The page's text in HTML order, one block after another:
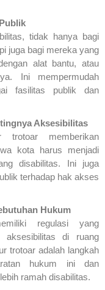
tidak hanya bagi
juga bagi mereka yang
alat bantu, atau
Ini mempermudah
fasilitas publik dan
Aksesibilitas
trotoar memberikan
kota harus menjadi
disabilitas. Ini juga
terhadap hak akses
Hukum
regulasi yang
aksesibilitas di ruang
trotoar adalah langkah
hukum ini dan
ramah disabilitas.